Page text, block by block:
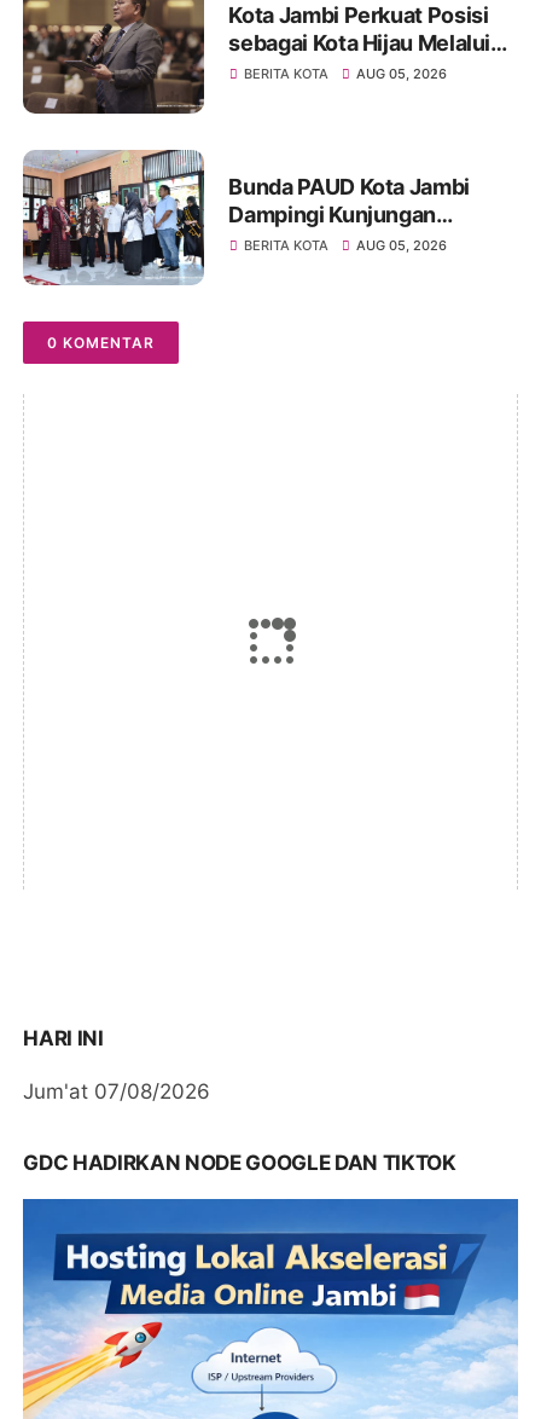
Kota Jambi Perkuat Posisi
sebagai Kota Hijau Melalui
Forum Internasional IMT-GT
BERITA KOTA AUG 05, 2026
Bunda PAUD Kota Jambi
Dampingi Kunjungan
Kemendikdasmen, Perkuat
BERITA KOTA AUG 05, 2026
0 KOMENTAR
HARI INI
Jum'at 07/08/2026
GDC HADIRKAN NODE GOOGLE DAN TIKTOK